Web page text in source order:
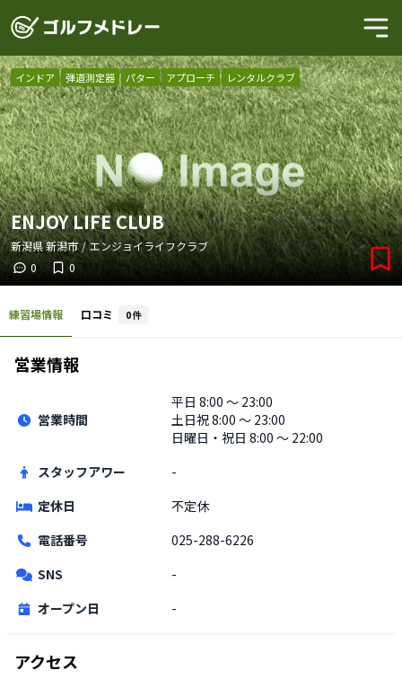
インドア 弾道測定器 パター アプローチ レンタルクラブ
ENJOY LIFE CLUB
新潟県新潟市 / エンジョイライフクラブ
0
0
練習場情報 口コミ 0件
営業情報
営業時間
平日 8:00 〜 23:00
土日祝8:00 〜 23:00
日曜日・祝日 8:00 〜 22:00
スタッフアワー
-
定休日
不定休
電話番号
025-288-6226
SNS
-
オープン日
-
アクセス